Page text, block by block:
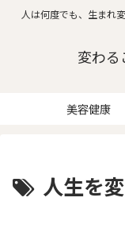
人は何度でも、生まれ
変わる
美容健康
人生を